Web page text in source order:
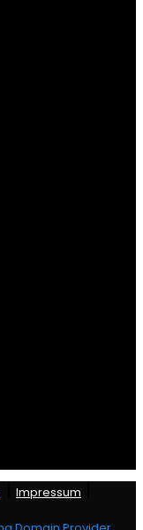
Impressum